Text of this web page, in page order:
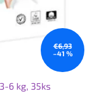
€6,93
–41 %
6 kg, 35ks